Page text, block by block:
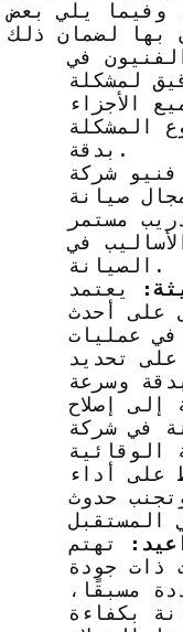
وفيما يلي بعض
في
لمشكلة
الأجزاء
المشكلة
بدقة.
شركة
صيانة
مستمر
في
الصيانة.
يعتمد
على أحدث
في عمليات
تحديد
إلى إصلاح
في شركة
الوقائية
على أداء
حدوث
تهتم
ذات جودة
مسبقًا،
بكفاءة